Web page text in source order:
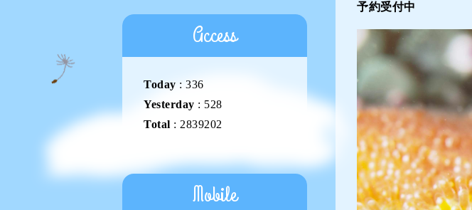
予約受付中
Access
Today : 336
Yesterday : 528
Total : 2839202
Mobile